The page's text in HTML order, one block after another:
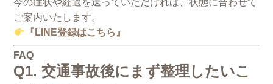
今の症状や経過を送っていただければ、状態に合わせて
ご案内いたします。
『LINE登録はこちら』
FAQ
Q1. 交通事故後にまず整理したいこ